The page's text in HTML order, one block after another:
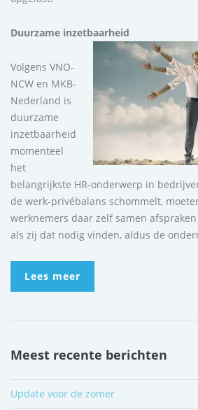
Duurzame inzetbaarheid
Volgens VNO-
NCW en MKB-
Nederland is
duurzame
inzetbaarheid
momenteel
het
belangrijkste HR-onderwerp in
de werk-privébalans schommelt,
werknemers daar zelf samen
als zij dat nodig vinden, aldus de
Lees meer
Meest recente berichten
Update voor de zomer